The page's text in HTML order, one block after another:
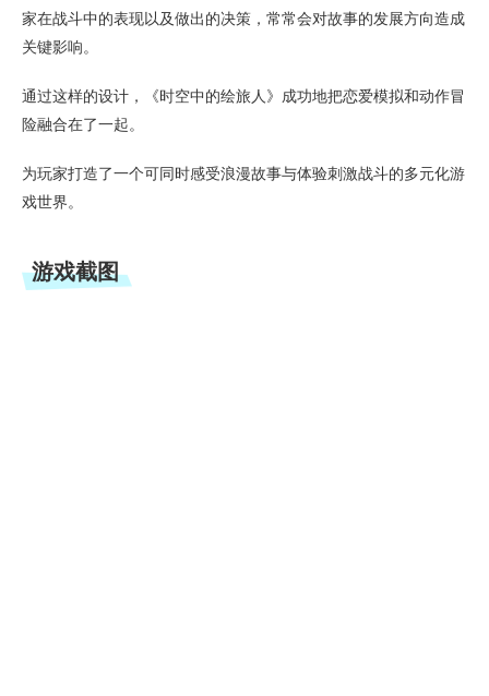
家在战斗中的表现以及做出的决策，常常会对故事的发展方向造成
关键影响。
通过这样的设计，《时空中的绘旅人》成功地把恋爱模拟和动作冒
险融合在了一起。
为玩家打造了一个可同时感受浪漫故事与体验刺激战斗的多元化游
戏世界。
游戏截图